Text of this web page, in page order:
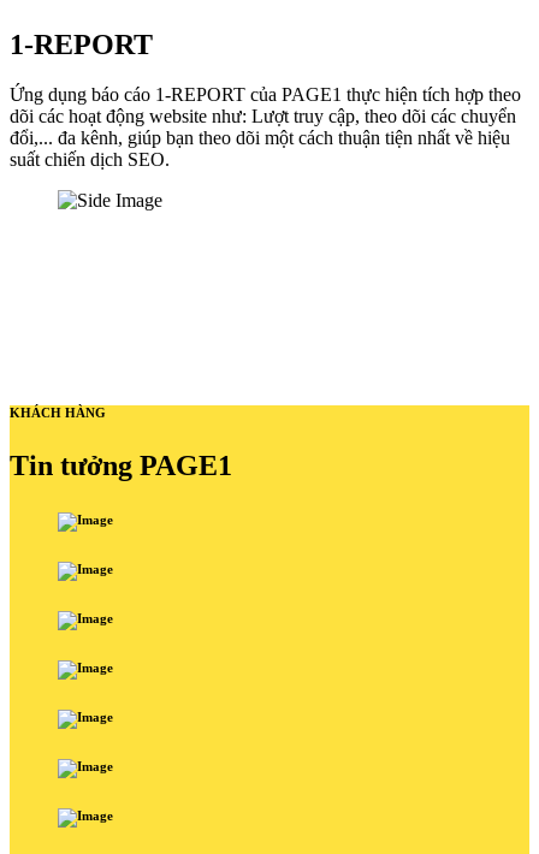
1-REPORT
Ứng dụng báo cáo 1-REPORT của PAGE1 thực hiện tích hợp theo
dõi các hoạt động website như: Lượt truy cập, theo dõi các chuyển
đổi,... đa kênh, giúp bạn theo dõi một cách thuận tiện nhất về hiệu
suất chiến dịch SEO.
KHÁCH HÀNG
Tin tưởng PAGE1